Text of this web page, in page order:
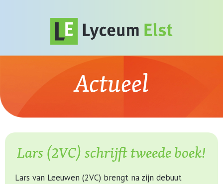
Actueel
Lars (2VC) schrijft tweede boek!
Lars van Leeuwen (2VC) brengt na zijn debuut